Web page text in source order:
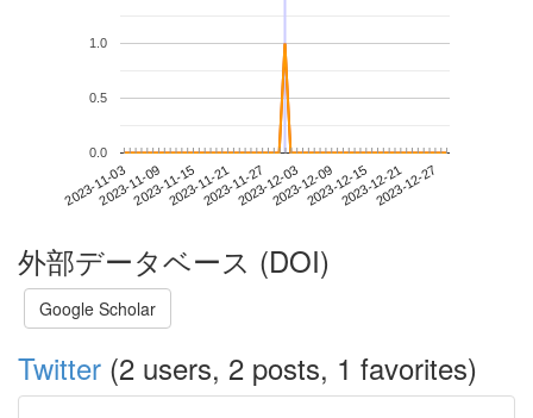
2023-11-032023-11-092023-11-152023-11-212023-11-272023-12-032023-12-092023-12-152023-12-212023-12-27
0.0
0.5
1.0
外部データベース (DOI)
Google Scholar
Twitter (2 users, 2 posts, 1 favorites)